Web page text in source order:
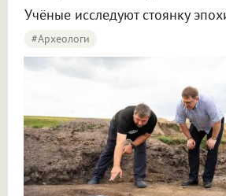
Учёные исследуют стоянку
#археологи